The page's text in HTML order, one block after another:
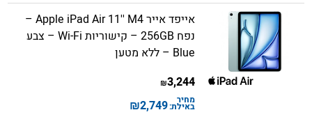
אייפד אייר Apple iPad Air 11'' M4 –
נפח 256GB – קישוריות Wi-Fi – צבע
Blue – ללא מטען
3,244
₪
מחיר
באילת:2,749
₪